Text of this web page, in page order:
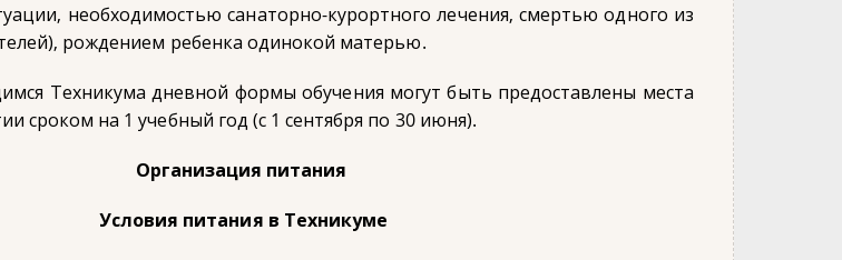
необходимостью санаторно-курортного лечения, смертью одного из
рождением ребенка одинокой матерью.
Техникума дневной формы обучения могут быть предоставлены места
сроком на 1 учебный год (с 1 сентября по 30 июня).
Организация питания
Условия питания в Техникуме